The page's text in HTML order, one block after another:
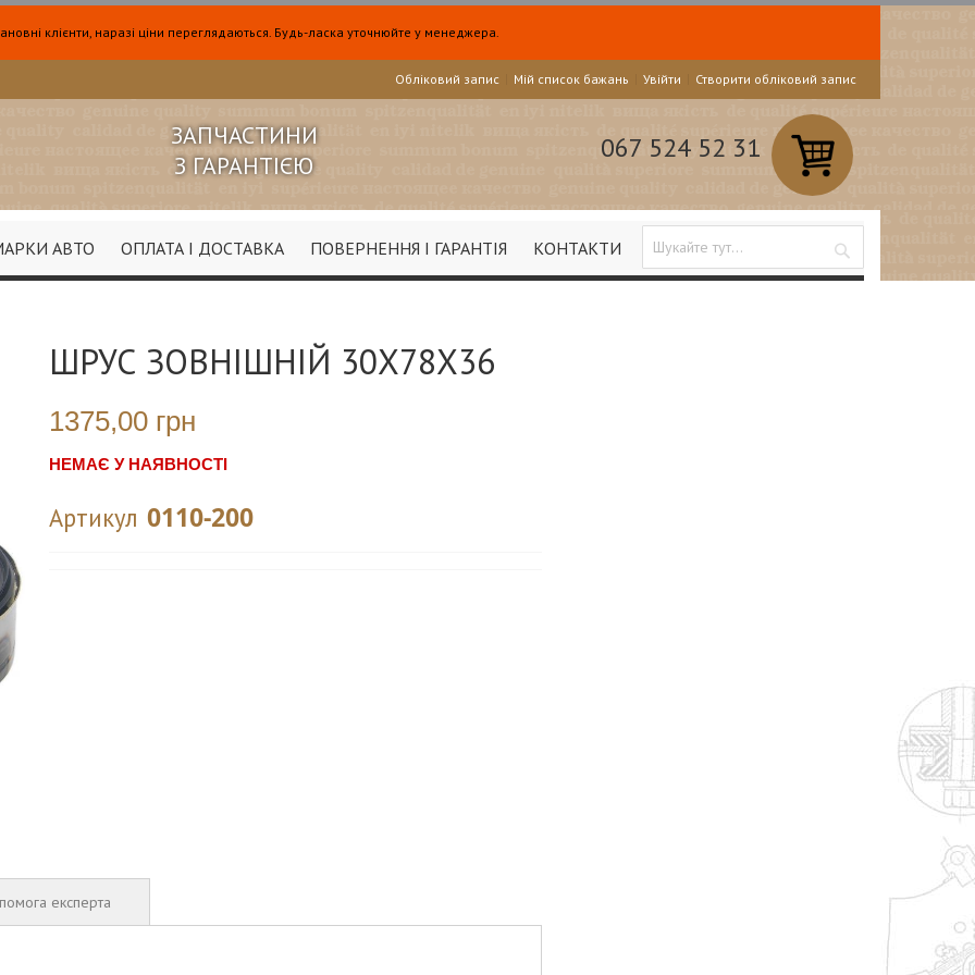
клієнти, наразі ціни переглядаються. Будь-ласка уточнюйте у менеджера.
Обліковий запис Мій список бажань Увійти Створити обліковий запис
ЗАПЧАСТИНИ
З ГАРАНТІЄЮ
067 524 52 31
КОНТАКТИ
ПОВЕРНЕННЯ І ГАРАНТІЯ
ОПЛАТА І ДОСТАВКА
АВТО
ШРУС ЗОВНІШНІЙ 30X78X36
1375,00 грн
НЕМАЄ У НАЯВНОСТІ
Артикул 0110-200
експерта